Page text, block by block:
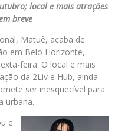
local e mais atrações
breve
Matuê, acaba de
em Belo Horizonte,
feira. O local e mais
da 2Liv e Hub, ainda
ser inesquecível para
urbana.
e